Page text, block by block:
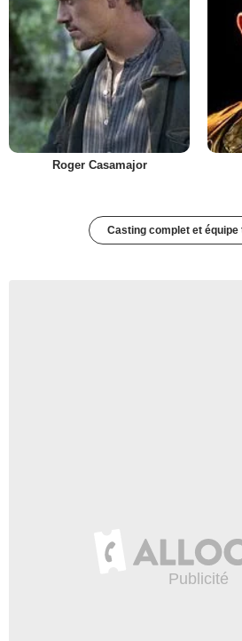
Roger Casamajor
Casting complet et équipe